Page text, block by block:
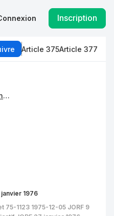
Inscription
Article 375Article 377
Chapitre II : L'interruption de l'instance
1976
75-1123 1975-12-05 JORF 9